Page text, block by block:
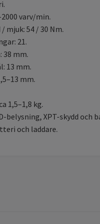
varv/min.
mjuk: 54 / 30 Nm.
21.
mm.
13 mm.
mm.
1,5–1,8 kg.
belysning, XPT-skydd och
och laddare.